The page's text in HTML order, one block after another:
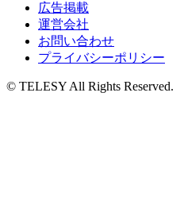
広告掲載
運営会社
お問い合わせ
プライバシーポリシー
© TELESY All Rights Reserved.